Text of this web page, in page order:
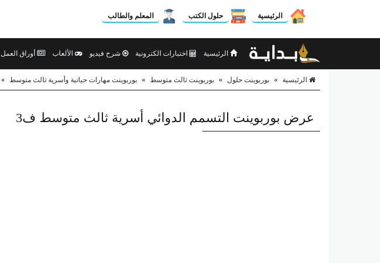
الرئيسية حلول الكتب المعلم والطالب
الرئيسية اختبارات الكترونية شرح فيديو الألعاب أوراق العمل
الرئيسية » بوربوينت حلول » بوربوينت ثالث متوسط » بوربوينت مهارات حياتية وأسرية ثالث متوسط »
عرض بوربوينت التسمم الدوائي أسرية ثالث متوسط ف3